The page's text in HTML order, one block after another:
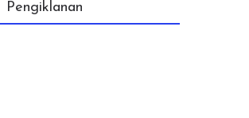
Pengiklanan